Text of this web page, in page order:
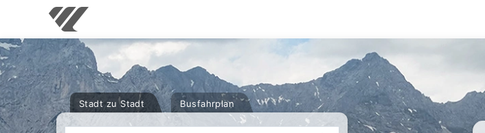
Stadt zu Stadt Busfahrplan